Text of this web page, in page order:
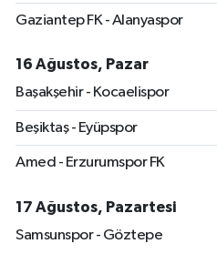
Gaziantep FK - Alanyaspor
16 Ağustos, Pazar
Başakşehir - Kocaelispor
Beşiktaş - Eyüpspor
Amed - Erzurumspor FK
17 Ağustos, Pazartesi
Samsunspor - Göztepe